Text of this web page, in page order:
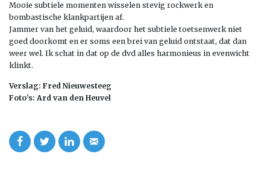
Mooie subtiele momenten wisselen stevig rockwerk en
bombastische klankpartijen af.
Jammer van het geluid, waardoor het subtiele toetsenwerk niet
goed doorkomt en er soms een brei van geluid ontstaat, dat dan
weer wel. Ik schat in dat op de dvd alles harmonieus in evenwicht
klinkt.
Verslag: Fred Nieuwesteeg
Foto’s: Ard van den Heuvel